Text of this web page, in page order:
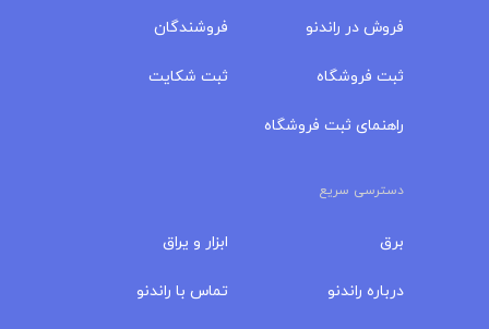
فروش در راندنو
ثبت فروشگاه
راهنمای ثبت فروشگاه
فروشندگان
ثبت شکایت
دسترسی سریع
برق
درباره‌ راندنو
ابزار و یراق
تماس با راندنو